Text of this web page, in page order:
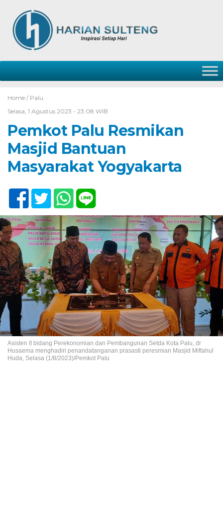
Home / Palu
Selasa, 1 Agustus 2023 - 23:08 WIB
Pemkot Palu Resmikan
Masjid Bantuan
Masyarakat Yogyakarta
Asisten II bidang Perekonomian dan Pembangunan Setda Kota Palu, dr
Husaema menghadiri penandatanganan prasasti peresmian Masjid Miftahul
Huda, Selasa (1/8/2023)/Pemkot Palu